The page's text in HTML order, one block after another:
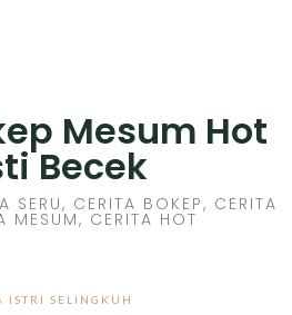
Mesum Hot
Becek
SERU, CERITA BOKEP, CERITA
MESUM, CERITA HOT
ISTRI SELINGKUH